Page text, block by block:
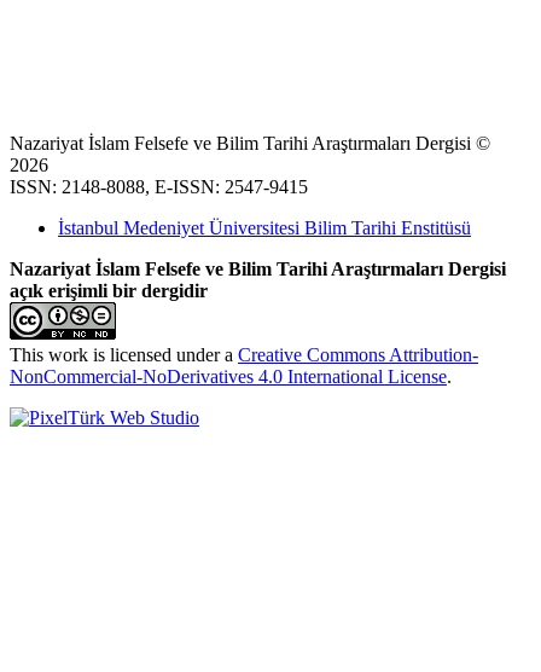
Nazariyat İslam Felsefe ve Bilim Tarihi Araştırmaları Dergisi ©
2026
ISSN: 2148-8088, E-ISSN: 2547-9415
İstanbul Medeniyet Üniversitesi Bilim Tarihi Enstitüsü
Nazariyat İslam Felsefe ve Bilim Tarihi Araştırmaları Dergisi
açık erişimli bir dergidir
This work is licensed under a Creative Commons Attribution-
NonCommercial-NoDerivatives 4.0 International License.